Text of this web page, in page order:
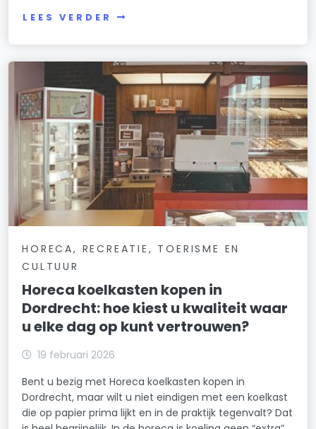
LEES VERDER
HORECA, RECREATIE, TOERISME EN
CULTUUR
Horeca koelkasten kopen in
Dordrecht: hoe kiest u kwaliteit waar
u elke dag op kunt vertrouwen?
19 februari 2026
Bent u bezig met Horeca koelkasten kopen in
Dordrecht, maar wilt u niet eindigen met een koelkast
die op papier prima lijkt en in de praktijk tegenvalt? Dat